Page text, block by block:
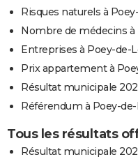
Risques naturels à
Nombre de médecins à
Entreprises à Poey-de-
Prix appartement à
Résultat municipale
Référendum à Poey-
Tous les résultats
Résultat municipale